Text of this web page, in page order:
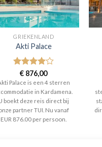
GRIEKENLAND
Akti Palace
Gewaardeerd
4uit 5
€ 876,00
Palace is een 4 sterren
in Kardamena.
boekt deze reis direct bij
partner TUI. Nu vanaf
EUR 876.00 per persoon.